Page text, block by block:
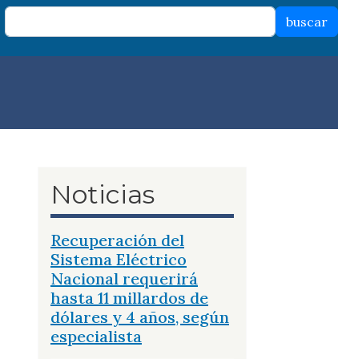
buscar
Noticias
Recuperación del
Sistema Eléctrico
Nacional requerirá
hasta 11 millardos de
dólares y 4 años, según
especialista